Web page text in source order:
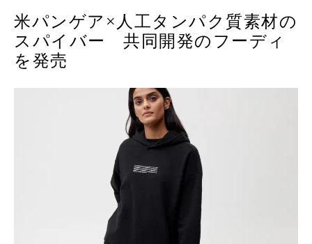
米パンゲア×人工タンパク質素材の
スパイバー 共同開発のフーディ
を発売